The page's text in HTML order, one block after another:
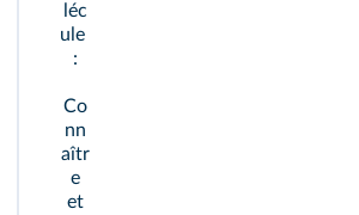
léc
ule
:
Co
nn
aîtr
e
et